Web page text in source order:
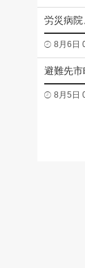
労災病
8月6日
避難先
8月5日